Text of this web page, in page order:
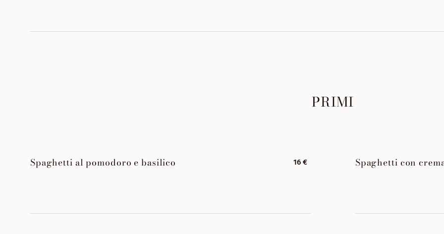
PRIMI
Spaghetti al pomodoro e basilico 16 € Spaghetti con